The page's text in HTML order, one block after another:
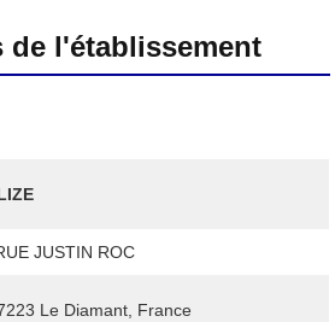
de l'établissement
JUSTIN ROC
Le Diamant, France